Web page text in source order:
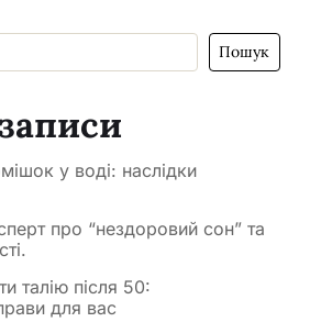
Пошук
у воді: наслідки
про “нездоровий сон” та
талію після 50:
для вас